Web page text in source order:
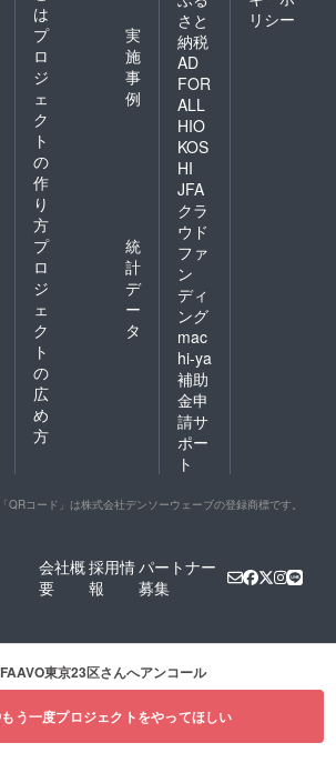
は
プ
ロ
ジ
ェ
ク
ト
の
作
り
方
実
施
事
例
プ
ロ
ジ
ェ
ク
ト
の
広
め
方
統
計
デ
ー
タ
さと
納税
AD
FOR
ALL
HIO
KOS
HI
JFA
クラ
ウド
ファ
ン
ディ
ング
mac
hi-ya
補助
金申
請サ
ポー
ト
リシー
「QRコード」は株式会社デンソーウェーブの登録商標です。
会社概
要
採用情
報
パートナー
募集
FAAVO東京23区さんへアンコール
もう一度プロジェクトをやってほしい